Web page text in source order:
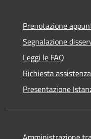
Prenotazione
Segnalazione
Leggi le FAQ
Richiesta assistenza
Presentazione